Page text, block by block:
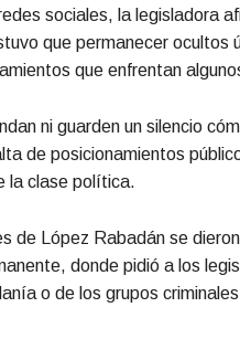
sociales, la legisladora
que permanecer ocultos
que enfrentan
ni guarden un silencio
de posicionamientos
la clase política.
de López Rabadán se
donde pidió a los
o de los grupos